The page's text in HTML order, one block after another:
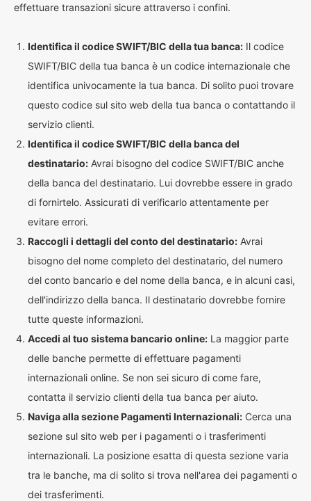
effettuare transazioni sicure attraverso i confini.
Identifica il codice SWIFT/BIC della tua banca: Il codice
SWIFT/BIC della tua banca è un codice internazionale che
identifica univocamente la tua banca. Di solito puoi trovare
questo codice sul sito web della tua banca o contattando il
servizio clienti.
Identifica il codice SWIFT/BIC della banca del
destinatario: Avrai bisogno del codice SWIFT/BIC anche
della banca del destinatario. Lui dovrebbe essere in grado
di fornirtelo. Assicurati di verificarlo attentamente per
evitare errori.
Raccogli i dettagli del conto del destinatario: Avrai
bisogno del nome completo del destinatario, del numero
del conto bancario e del nome della banca, e in alcuni casi,
dell'indirizzo della banca. Il destinatario dovrebbe fornire
tutte queste informazioni.
Accedi al tuo sistema bancario online: La maggior parte
delle banche permette di effettuare pagamenti
internazionali online. Se non sei sicuro di come fare,
contatta il servizio clienti della tua banca per aiuto.
Naviga alla sezione Pagamenti Internazionali: Cerca una
sezione sul sito web per i pagamenti o i trasferimenti
internazionali. La posizione esatta di questa sezione varia
tra le banche, ma di solito si trova nell'area dei pagamenti o
dei trasferimenti.